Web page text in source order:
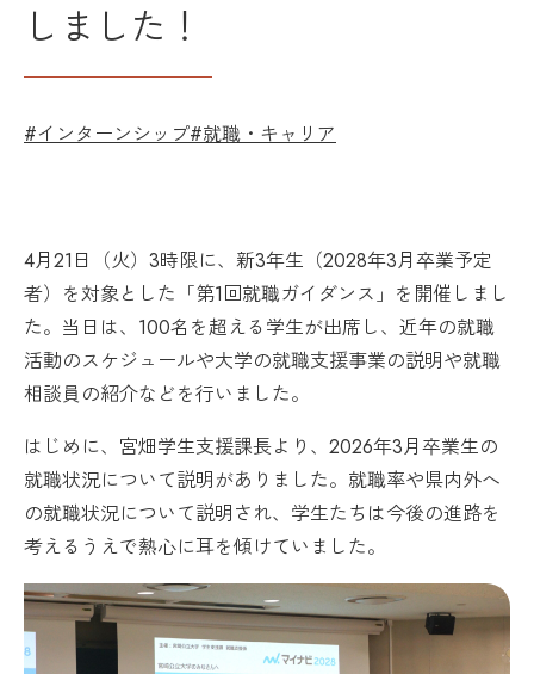
しました！
#インターンシップ#就職・キャリア
4月21日（火）3時限に、新3年生（2028年3月卒業予定
者）を対象とした「第1回就職ガイダンス」を開催しまし
た。当日は、100名を超える学生が出席し、近年の就職
活動のスケジュールや大学の就職支援事業の説明や就職
相談員の紹介などを行いました。
はじめに、宮畑学生支援課長より、2026年3月卒業生の
就職状況について説明がありました。就職率や県内外へ
の就職状況について説明され、学生たちは今後の進路を
考えるうえで熱心に耳を傾けていました。